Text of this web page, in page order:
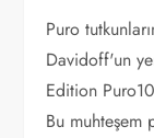
Puro
Davidoff'un
Edition
Bu muhteşem